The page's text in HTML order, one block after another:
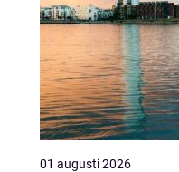
01 augusti 2026